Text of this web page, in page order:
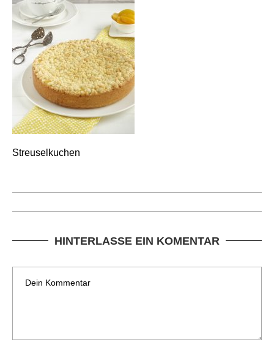
Streuselkuchen
HINTERLASSE EIN KOMENTAR